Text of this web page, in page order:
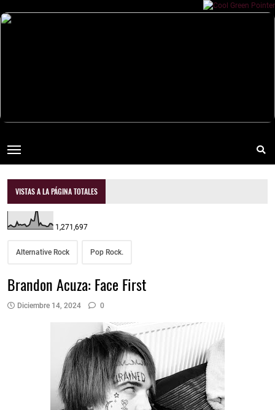
VISTAS A LA PÁGINA TOTALES
1,271,697
Alternative Rock Pop Rock.
Brandon Acuza: Face First
Diciembre 14, 2024 0